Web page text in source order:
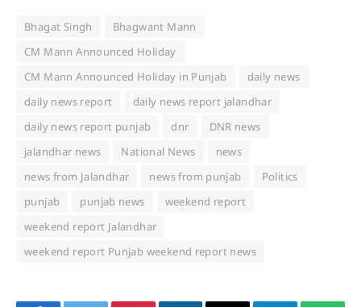
Bhagat Singh
Bhagwant Mann
CM Mann Announced Holiday
CM Mann Announced Holiday in Punjab
daily news
daily news report
daily news report jalandhar
daily news report punjab
dnr
DNR news
jalandhar news
National News
news
news from Jalandhar
news from punjab
Politics
punjab
punjab news
weekend report
weekend report Jalandhar
weekend report Punjab weekend report news